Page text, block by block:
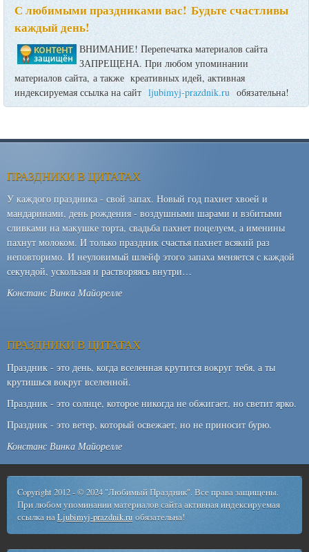
С любимыми праздниками вас! Будьте счастливы
каждый день!
ВНИМАНИЕ! Перепечатка материалов сайта
ЗАПРЕЩЕНА. При любом упоминании
материалов сайта, а также креативных идей, активная
индексируемая ссылка на сайт ljubimyj-prazdnik.ruобязательна!
ПРАЗДНИКИ В ЦИТАТАХ
У каждого праздника - свой запах. Новый год пахнет хвоей и
мандаринами, день рождения - воздушными шарами и взбитыми
сливками на макушке торта, свадьба пахнет поцелуем, а именины
пахнут молоком. И только праздник счастья пахнет всякий раз
неповторимо. И неуловимый шлейф этого запаха меняется с каждой
секундой, ускользая и растворяясь внутри…
Констанс Винка Майорелле
ПРАЗДНИКИ В ЦИТАТАХ
Праздник - это день, когда вселенная крутится вокруг тебя, а ты
крутишься вокруг вселенной.
Праздник - это солнце, которое никогда не обжигает, но светит ярко.
Праздник - это ветер, который освежает, но не приносит бурю.
Констанс Винка Майорелле
Copyright 2012 - © 2024 "Любимый Праздник". Все права защищены.
При любом упоминании материалов сайта активная индексируемая
ссылка наLjubimyj-prazdnik.ru обязательна!